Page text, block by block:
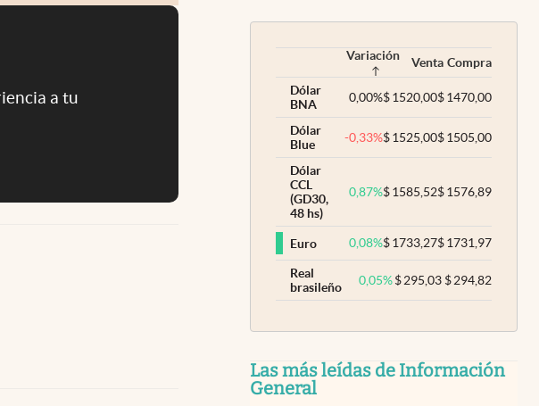
a tu
Variación Venta Compra
Dólar
BNA
0,00%$1520,00$1470,00
Dólar
Blue
-0,33%$1525,00$1505,00
Dólar
CCL
(GD30,
48 hs)
0,87%$1585,52$1576,89
Euro 0,08%$1733,27$1731,97
Real
brasileño
0,05% $295,03 $294,82
Las más leídas de Información
General